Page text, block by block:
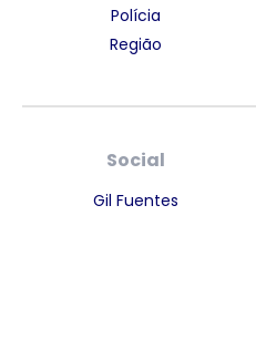
Polícia
Região
Social
Gil Fuentes